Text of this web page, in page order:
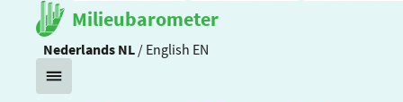
Milieubarometer
Nederlands NL / English EN